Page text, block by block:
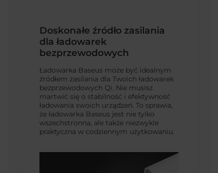
Doskonałe źródło zasilania
dla ładowarek
bezprzewodowych
Ładowarka Baseus może być idealnym
źródłem zasilania dla Twoich ładowarek
bezprzewodowych Qi. Nie musisz
martwić się o stabilność i efektywność
ładowania swoich urządzeń. To sprawia,
że ładowarka Baseus jest nie tylko
wszechstronna, ale także niezwykle
praktyczna w codziennym użytkowaniu.